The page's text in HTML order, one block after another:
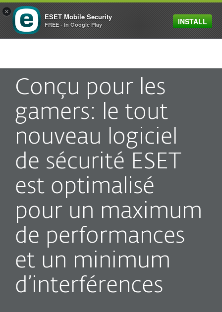
MENU
Conçu pour les
gamers: le tout
nouveau logiciel
de sécurité ESET
est optimalisé
pour un maximum
de performances
et un minimum
d’interférences
×
ESET Mobile Security
FREE - In Google Play INSTALL